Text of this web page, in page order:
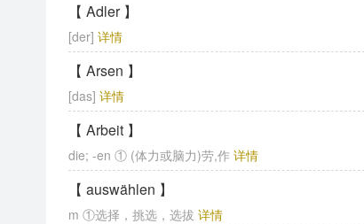
【 Adler 】
[der]详情
【 Arsen 】
[das]详情
【 Arbeit 】
die; -en ① (体力或脑力)劳,作详情
【 auswählen 】
m ①选择，挑选，选拔详情